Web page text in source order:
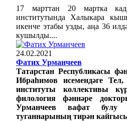
17 марттан 20 мартка
институтында Халыкара
икенче этабы узды, аңа 36
кушылды....
24.02.2021
Фатих Урманчеев
Татарстан Республикасы
Ибраһимов исемендәге
институты коллективы
филология фәннәре
Урманчеев вафат булу
туганнарының тирән